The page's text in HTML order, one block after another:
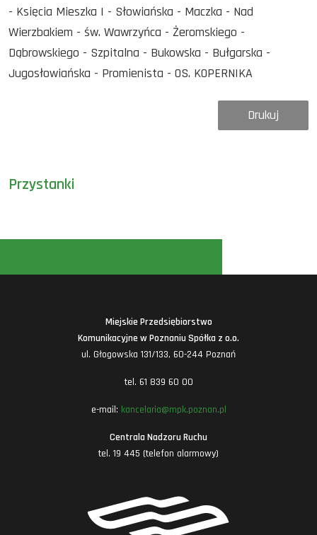
Przystanki
- Księcia Mieszka I - Słowiańska - Maczka - Nad
Wierzbakiem - św. Wawrzyńca - Żeromskiego -
Dąbrowskiego - Szpitalna - Bukowska - Bułgarska -
Jugosłowiańska - Promienista - OS. KOPERNIKA
Drukuj
Miejskie Przedsiębiorstwo
Komunikacyjne w Poznaniu Spółka z o.o.
ul. Głogowska 131/133, 60-244 Poznań
tel. 61 839 60 00
e-mail: kancelaria@mpk.poznan.pl
Centrala Nadzoru Ruchu
tel. 19 445 (telefon alarmowy)